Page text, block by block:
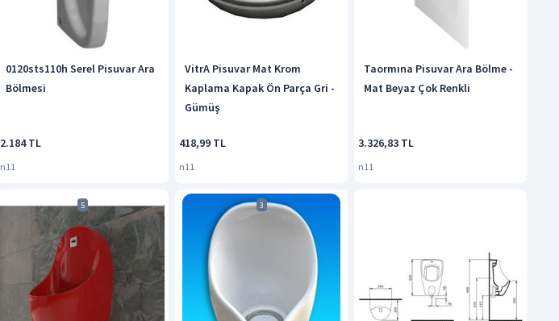
0120sts110h Serel Pisuvar Ara
Bölmesi
2.184 TL
n11
VitrA Pisuvar Mat Krom
Kaplama Kapak Ön Parça Gri -
Gümüş
418,99 TL
n11
Taormına Pisuvar Ara Bölme -
Mat Beyaz Çok Renkli
3.326,83 TL
n11
5 3